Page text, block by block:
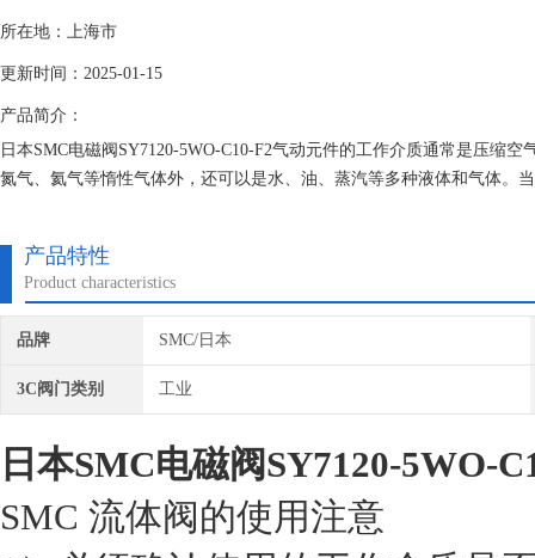
所在地：上海市
更新时间：2025-01-15
产品简介：
日本SMC电磁阀SY7120-5WO-C10-F2气动元件的工作介质通常是压缩
氮气、氦气等惰性气体外，还可以是水、油、蒸汽等多种液体和气体。
产品特性
Product characteristics
品牌 SMC/日本
3C阀门类别 工业
日本SMC电磁阀SY7120-5WO-
SMC 流体阀的使用注意